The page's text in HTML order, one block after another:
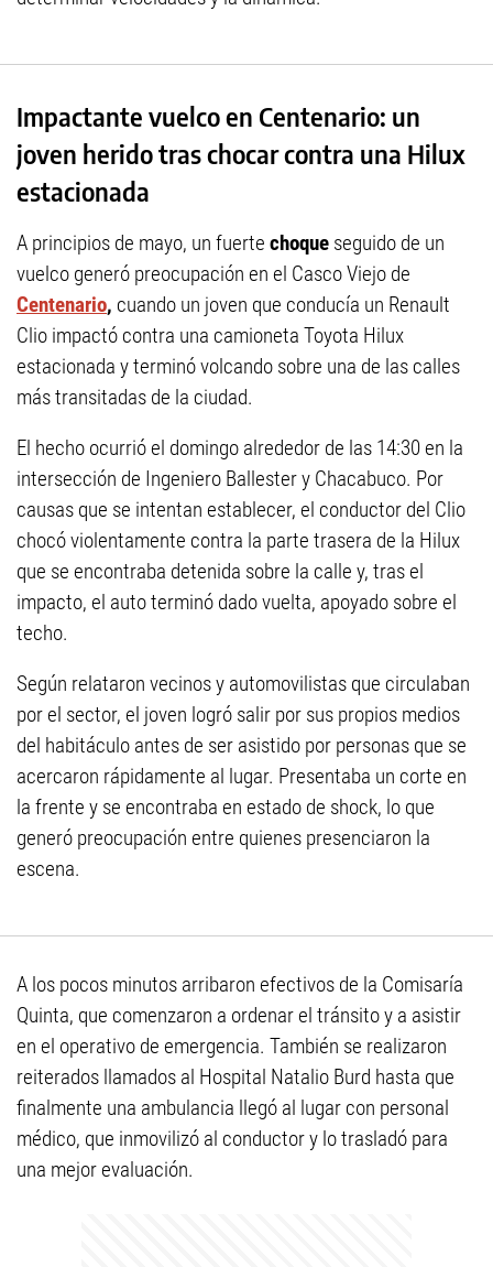
Impactante vuelco en Centenario: un
joven herido tras chocar contra una Hilux
estacionada
A principios de mayo, un fuerte choque seguido de un
vuelco generó preocupación en el Casco Viejo de
Centenario, cuando un joven que conducía un Renault
Clio impactó contra una camioneta Toyota Hilux
estacionada y terminó volcando sobre una de las calles
más transitadas de la ciudad.
El hecho ocurrió el domingo alrededor de las 14:30 en la
intersección de Ingeniero Ballester y Chacabuco. Por
causas que se intentan establecer, el conductor del Clio
chocó violentamente contra la parte trasera de la Hilux
que se encontraba detenida sobre la calle y, tras el
impacto, el auto terminó dado vuelta, apoyado sobre el
techo.
Según relataron vecinos y automovilistas que circulaban
por el sector, el joven logró salir por sus propios medios
del habitáculo antes de ser asistido por personas que se
acercaron rápidamente al lugar. Presentaba un corte en
la frente y se encontraba en estado de shock, lo que
generó preocupación entre quienes presenciaron la
escena.
A los pocos minutos arribaron efectivos de la Comisaría
Quinta, que comenzaron a ordenar el tránsito y a asistir
en el operativo de emergencia. También se realizaron
reiterados llamados al Hospital Natalio Burd hasta que
finalmente una ambulancia llegó al lugar con personal
médico, que inmovilizó al conductor y lo trasladó para
una mejor evaluación.